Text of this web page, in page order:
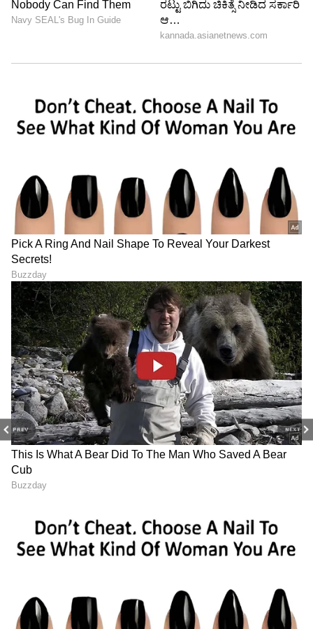
PREV NEXT
ಉರಿಯಲ್ಲಿ ಚೆನ್ನಾಗಿ ಹುರಿಯಿರಿ.
*ಅದರ ನಂತರ, ಉರಿಯನ್ನು ಕಡಿಮೆ ಮಾಡಿ (ಸಿಮ್‌ನಲ್ಲಿಟ್ಟು)
ತಿರುಗಿಸುತ್ತಲೇ ಇರಿ, ಇಲ್ಲದಿದ್ದರೆ ಮೊಸರು ಒಡೆಯುವ ಸಾಧ್ಯತೆ
ಇರುತ್ತದೆ.
*ಆಮೇಲೆ ಬೆಂಡೆಕಾಯಿಯನ್ನು ನಿಮಗೆ ಬೇಕಾದಷ್ಟು
ಹಾಕುವ ಈ ಸುಲಭ ಟ್ರಿಕ್ ಇಂದಿಗೂ ಅಷ್ಟೇ
ಪರಿಣಾಮಕಾರಿಯಾಗಿದೆ ಮತ್ತು ಇದು ಅಡುಗೆಯ
ಪ್ರಕ್ರಿಯೆಯನ್ನು ಸುಲಭಗೊಳಿಸುವುದರ ಜೊತೆಗೆ ಅದ್ಭುತ
ರುಚಿಯನ್ನೂ ನೀಡುತ್ತದೆ.
View this post on Instagram